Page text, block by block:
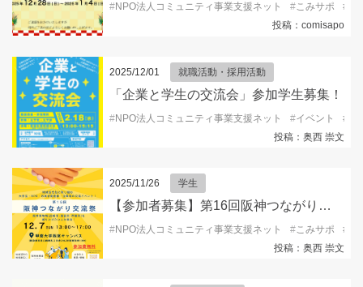
#NPO法人コミュニティ事業支援ネット #こみサポ #
投稿：comisapo
2025/12/01 就職活動・採用活動
「企業と学生の交流会」参加学生募集！
#NPO法人コミュニティ事業支援ネット #イベント #
投稿：奥西 崇文
2025/11/26 学生
【参加者募集】第16回阪神つながり交流祭2025
#NPO法人コミュニティ事業支援ネット #こみサポ #
投稿：奥西 崇文